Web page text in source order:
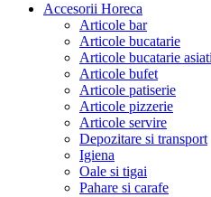
Accesorii Horeca
Articole bar
Articole bucatarie
Articole bucatarie
Articole bufet
Articole patiserie
Articole pizzerie
Articole servire
Depozitare si transport
Igiena
Oale si tigai
Pahare si carafe